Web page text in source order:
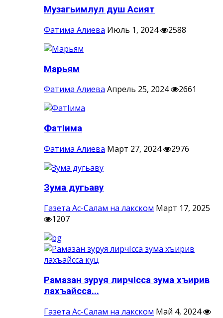
Музагьимлул душ Асият
Фатима Алиева Июль 1, 2024 2588
Марьям
Фатима Алиева Апрель 25, 2024 2661
ФатIима
Фатима Алиева Март 27, 2024 2976
Зума дугьаву
Газета Ас-Салам на лакском Март 17, 2025
1207
Рамазан зуруя лирчIсса зума хъирив
лахъайсса...
Газета Ас-Салам на лакском Май 4, 2024